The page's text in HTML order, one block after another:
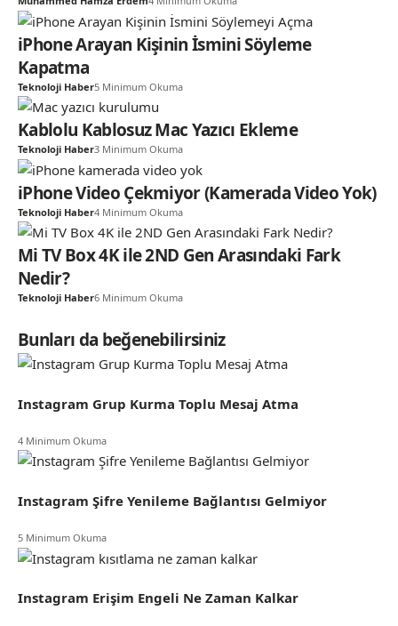
iPhone Arayan Kişinin İsmini Söyleme
Kapatma
Teknoloji Haber5 Minimum Okuma
Kablolu Kablosuz Mac Yazıcı Ekleme
Teknoloji Haber3 Minimum Okuma
iPhone Video Çekmiyor (Kamerada Video Yok)
Teknoloji Haber4 Minimum Okuma
Mi TV Box 4K ile 2ND Gen Arasındaki Fark
Nedir?
Teknoloji Haber6 Minimum Okuma
Bunları da beğenebilirsiniz
Instagram Grup Kurma Toplu Mesaj Atma
4 Minimum Okuma
Instagram Şifre Yenileme Bağlantısı Gelmiyor
5 Minimum Okuma
Instagram Erişim Engeli Ne Zaman Kalkar